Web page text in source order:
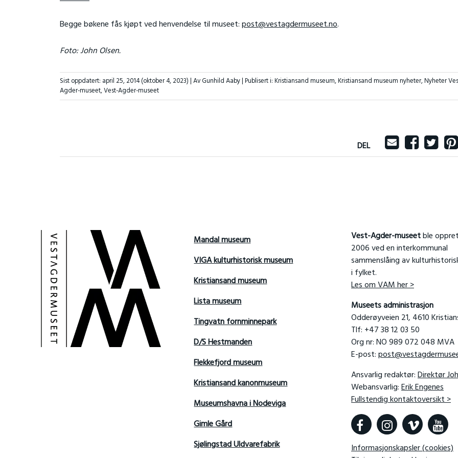
Begge bøkene fås kjøpt ved henvendelse til museet:post@vestagdermuseet.no.
Foto: John Olsen.
Sist oppdatert: april 25, 2014(oktober 4, 2023)| Av Gunhild Aaby |Publisert i:Kristiansand museum,Kristiansand museum nyheter,Nyheter
Agder-museet,Vest-Agder-museet
DEL
Mandal museum
VIGA kulturhistorisk museum
Kristiansand museum
Lista museum
Tingvatn fornminnepark
D/S Hestmanden
Flekkefjord museum
Kristiansand kanonmuseum
Museumshavna i Nodeviga
Gimle Gård
Sjølingstad Uldvarefabrik
Vest-Agder-museetble
2006 ved en interkommunal
sammenslåing av
i fylket.
Les om VAM her >
Museets administrasjon
Odderøyveien 21, 4610
Tlf: +47 38 12 03 50
Org nr: NO 989 072 048 MVA
E-post:
Ansvarlig redaktør:Direktør
Webansvarlig:Erik Engenes
Fullstendig kontaktoversikt >
Informasjonskapsler (cookies)